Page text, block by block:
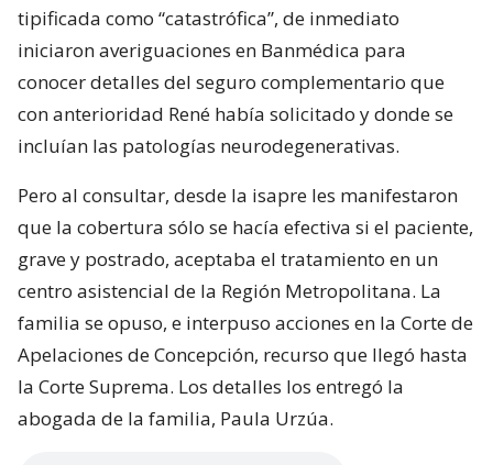
tipificada como “catastrófica”, de inmediato
iniciaron averiguaciones en Banmédica para
conocer detalles del seguro complementario que
con anterioridad René había solicitado y donde se
incluían las patologías neurodegenerativas.
Pero al consultar, desde la isapre les manifestaron
que la cobertura sólo se hacía efectiva si el paciente,
grave y postrado, aceptaba el tratamiento en un
centro asistencial de la Región Metropolitana. La
familia se opuso, e interpuso acciones en la Corte de
Apelaciones de Concepción, recurso que llegó hasta
la Corte Suprema. Los detalles los entregó la
abogada de la familia, Paula Urzúa.